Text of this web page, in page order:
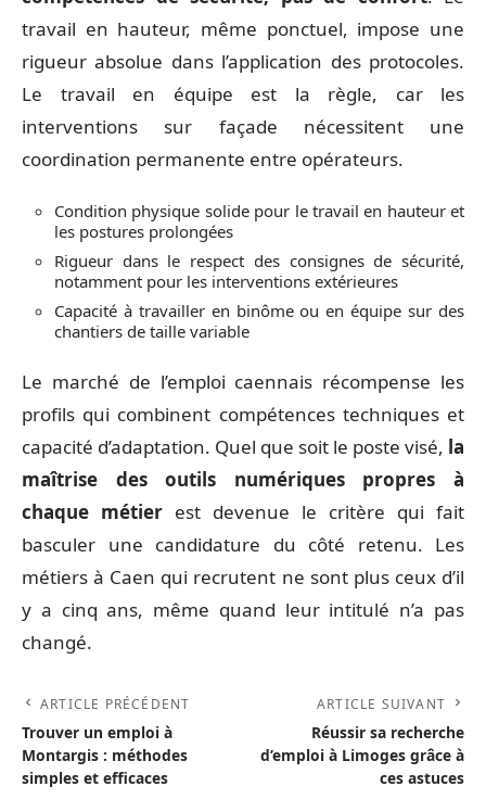
travail en hauteur, même ponctuel, impose une
rigueur absolue dans l’application des protocoles.
Le travail en équipe est la règle, car les
interventions sur façade nécessitent une
coordination permanente entre opérateurs.
Condition physique solide pour le travail en hauteur et
les postures prolongées
Rigueur dans le respect des consignes de sécurité,
notamment pour les interventions extérieures
Capacité à travailler en binôme ou en équipe sur des
chantiers de taille variable
Le marché de l’emploi caennais récompense les
profils qui combinent compétences techniques et
capacité d’adaptation. Quel que soit le poste visé, la
maîtrise des outils numériques propres à
chaque métier est devenue le critère qui fait
basculer une candidature du côté retenu. Les
métiers à Caen qui recrutent ne sont plus ceux d’il
y a cinq ans, même quand leur intitulé n’a pas
changé.
ARTICLE PRÉCÉDENT
Trouver un emploi à
Montargis : méthodes
simples et efficaces
ARTICLE SUIVANT
Réussir sa recherche
d’emploi à Limoges grâce à
ces astuces